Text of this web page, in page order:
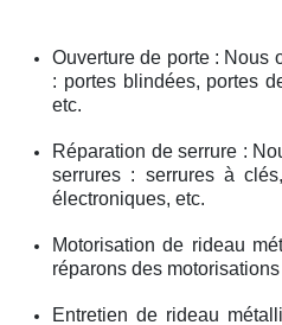
Ouverture de porte : Nous
: portes blindées, portes
etc.
Réparation de serrure :
serrures : serrures à
électroniques, etc.
Motorisation de rideau
réparons des
Entretien de rideau